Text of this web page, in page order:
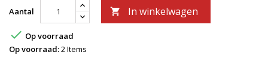
Aantal  In winkelwagen
 Op voorraad
Op voorraad:2 Items